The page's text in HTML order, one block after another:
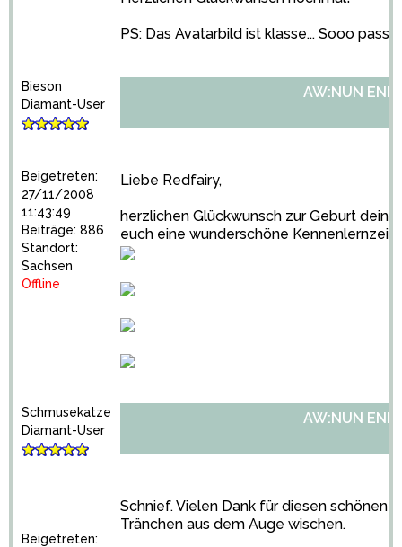
PS: Das Avatarbild ist klasse... Sooo
Bieson
Diamant-User
Beigetreten:
27/11/2008
11:43:49
Beiträge: 886
Standort:
Sachsen
Offline
AW:NUN
Liebe Redfairy,
herzlichen Glückwunsch zur Geburt
euch eine wunderschöne Kennenlernzeit.
Schmusekatze
Diamant-User
Beigetreten:
AW:NUN
Schnief. Vielen Dank für diesen schönen
Tränchen aus dem Auge wischen.